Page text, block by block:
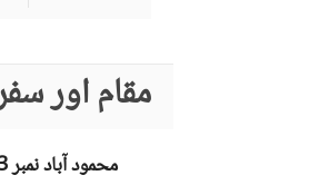
مقام اور
محمود آباد نمبر 3 کا نقشہ